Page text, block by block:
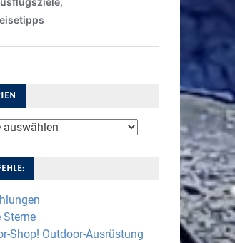
Sterne
Shop! Outdoor-Ausrüstung